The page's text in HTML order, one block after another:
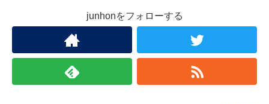
junhonをフォローする